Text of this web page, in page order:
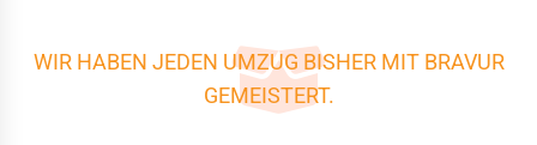
WIR HABEN JEDEN UMZUG BISHER MIT BRAVUR
GEMEISTERT.